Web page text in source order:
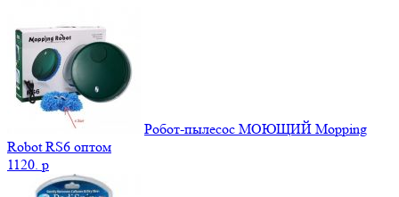
Робот-пылесос МОЮЩИЙ Mopping
Robot RS6 оптом
1120. p